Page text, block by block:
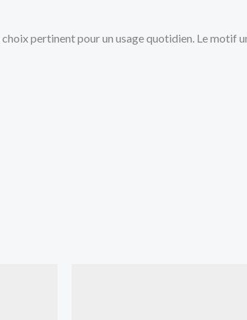
pertinent pour un usage quotidien. Le motif